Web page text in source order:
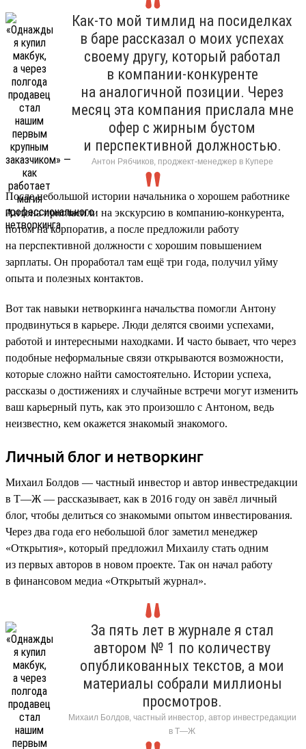
Как-то мой тимлид на посиделках
в баре рассказал о моих успехах
своему другу, который работал
в компании-конкуренте
на аналогичной позиции. Через
месяц эта компания прислала мне
офер с жирным бустом
и перспективной должностью.
Антон Рябчиков, проджект-менеджер в Купере
После небольшой истории начальника о хорошем работнике
Антона пригласили на экскурсию в компанию-конкурента,
потом на корпоратив, а после предложили работу
на перспективной должности с хорошим повышением
зарплаты. Он проработал там ещё три года, получил уйму
опыта и полезных контактов.
Вот так навыки нетворкинга начальства помогли Антону
продвинуться в карьере. Люди делятся своими успехами,
работой и интересными находками. И часто бывает, что через
подобные неформальные связи открываются возможности,
которые сложно найти самостоятельно. Истории успеха,
рассказы о достижениях и случайные встречи могут изменить
ваш карьерный путь, как это произошло с Антоном, ведь
неизвестно, кем окажется знакомый знакомого.
Личный блог и нетворкинг
Михаил Болдов — частный инвестор и автор инвестредакции
в Т—Ж — рассказывает, как в 2016 году он завёл личный
блог, чтобы делиться со знакомыми опытом инвестирования.
Через два года его небольшой блог заметил менеджер
«Открытия», который предложил Михаилу стать одним
из первых авторов в новом проекте. Так он начал работу
в финансовом медиа «Открытый журнал».
За пять лет в журнале я стал
автором № 1 по количеству
опубликованных текстов, а мои
материалы собрали миллионы
просмотров.
Михаил Болдов, частный инвестор, автор инвестредакции
в Т—Ж